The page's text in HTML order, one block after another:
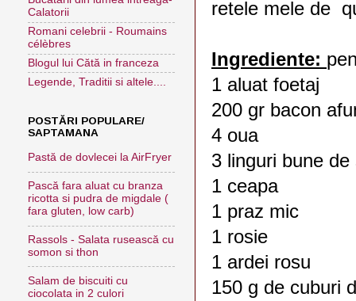
retele mele de
Ingrediente:
1 aluat foetaj
200 gr bacon
4 oua
3 linguri bune
1 ceapa
1 praz mic
1 rosie
1 ardei rosu
150 g de cuburi
Calatorii
Romani celebrii - Roumains
célèbres
Blogul lui Cătă in franceza
Legende, Traditii si altele....
POSTĂRI POPULARE/
SAPTAMANA
Pastă de dovlecei la AirFryer
Pască fara aluat cu branza
ricotta si pudra de migdale (
fara gluten, low carb)
Rassols - Salata rusească cu
somon si thon
Salam de biscuiti cu
ciocolata in 2 culori